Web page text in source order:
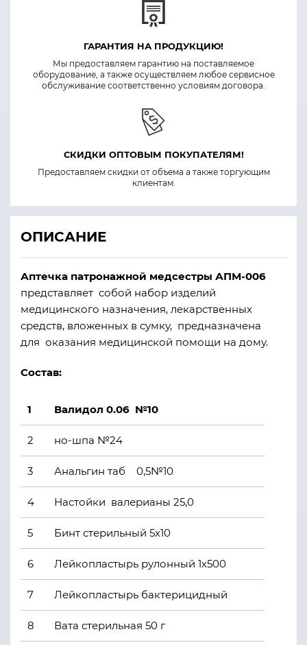
ГАРАНТИЯ НА ПРОДУКЦИЮ!
Мы предоставляем гарантию на поставляемое
оборудование, а также осуществляем любое сервисное
обслуживание соответственно условиям договора.
СКИДКИ ОПТОВЫМ ПОКУПАТЕЛЯМ!
Предоставляем скидки от объема а также торгующим
клиентам.
ОПИСАНИЕ
Аптечка патронажной медсестры АПМ-006
представляет собой набор изделий
медицинского назначения, лекарственных
средств, вложенных в сумку, предназначена
для оказания медицинской помощи на дому.
Состав:
1 Валидол 0.06 №10
2 но-шпа №24
3 Анальгин таб 0,5№10
4 Настойки валерианы 25,0
5 Бинт стерильный 5х10
6 Лейкопластырь рулонный 1х500
7 Лейкопластырь бактерицидный
8 Вата стерильная 50 г